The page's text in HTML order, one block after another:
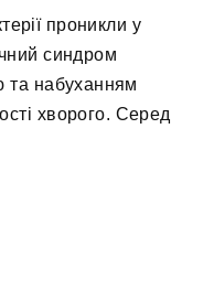
проникли у
синдром
та набуханням
хворого. Серед